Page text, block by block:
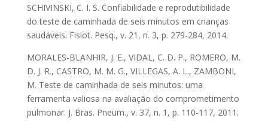
SCHIVINSKI, C. I. S. Confiabilidade e reprodutibilidade
do teste de caminhada de seis minutos em crianças
saudáveis. Fisiot. Pesq., v. 21, n. 3, p. 279-284, 2014.
MORALES-BLANHIR, J. E., VIDAL, C. D. P., ROMERO, M.
D. J. R., CASTRO, M. M. G., VILLEGAS, A. L., ZAMBONI,
M. Teste de caminhada de seis minutos: uma
ferramenta valiosa na avaliação do comprometimento
pulmonar. J. Bras. Pneum., v. 37, n. 1, p. 110-117, 2011.